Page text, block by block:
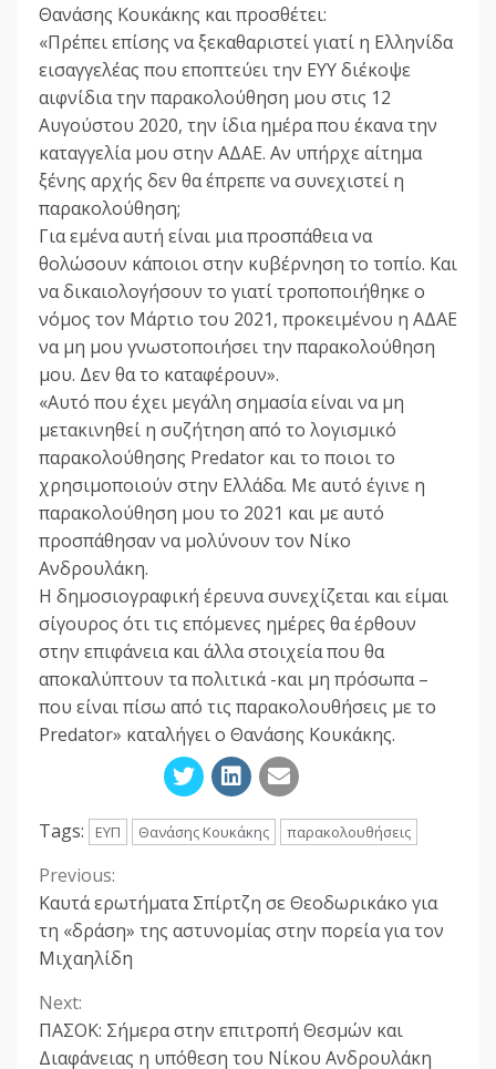
Θανάσης Κουκάκης και προσθέτει:
«Πρέπει επίσης να ξεκαθαριστεί γιατί η Ελληνίδα
εισαγγελέας που εποπτεύει την ΕΥΥ διέκοψε
αιφνίδια την παρακολούθηση μου στις 12
Αυγούστου 2020, την ίδια ημέρα που έκανα την
καταγγελία μου στην ΑΔΑΕ. Αν υπήρχε αίτημα
ξένης αρχής δεν θα έπρεπε να συνεχιστεί η
παρακολούθηση;
Για εμένα αυτή είναι μια προσπάθεια να
θολώσουν κάποιοι στην κυβέρνηση το τοπίο. Και
να δικαιολογήσουν το γιατί τροποποιήθηκε ο
νόμος τον Μάρτιο του 2021, προκειμένου η ΑΔΑΕ
να μη μου γνωστοποιήσει την παρακολούθηση
μου. Δεν θα το καταφέρουν».
«Αυτό που έχει μεγάλη σημασία είναι να μη
μετακινηθεί η συζήτηση από το λογισμικό
παρακολούθησης Predator και το ποιοι το
χρησιμοποιούν στην Ελλάδα. Με αυτό έγινε η
παρακολούθηση μου το 2021 και με αυτό
προσπάθησαν να μολύνουν τον Νίκο
Ανδρουλάκη.
Η δημοσιογραφική έρευνα συνεχίζεται και είμαι
σίγουρος ότι τις επόμενες ημέρες θα έρθουν
στην επιφάνεια και άλλα στοιχεία που θα
αποκαλύπτουν τα πολιτικά -και μη πρόσωπα –
που είναι πίσω από τις παρακολουθήσεις με το
Predator» καταλήγει ο Θανάσης Κουκάκης.
Tags: ΕΥΠ Θανάσης Κουκάκης παρακολουθήσεις
Continue
Reading
Previous:
Καυτά ερωτήματα Σπίρτζη σε Θεοδωρικάκο για
τη «δράση» της αστυνομίας στην πορεία για τον
Μιχαηλίδη
Next:
ΠΑΣΟΚ: Σήμερα στην επιτροπή Θεσμών και
Διαφάνειας η υπόθεση του Νίκου Ανδρουλάκη